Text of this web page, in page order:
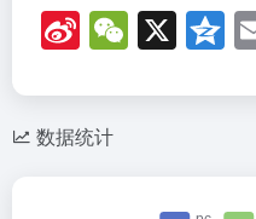
Si
n
a
W
W
e
C
X Q
z
o
数据统计